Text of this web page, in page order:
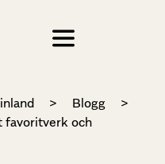
> Blogg
>
favoritverk och